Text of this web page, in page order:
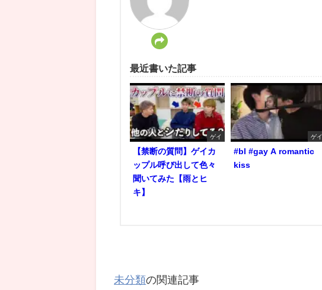
最近書いた記事
ゲイ
【禁断の質問】ゲイカ
ップル呼び出して色々
聞いてみた【雨とヒ
キ】
ゲイ
#bl #gay A romantic
kiss
未分類の関連記事